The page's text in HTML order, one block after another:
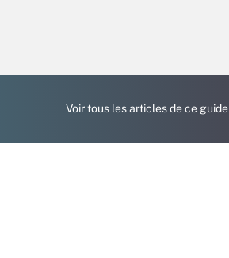
Voir tous les articles de ce guide